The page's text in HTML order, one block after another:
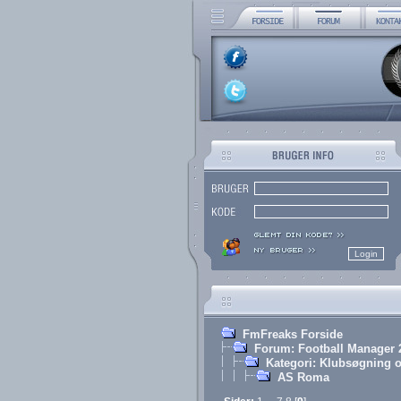
FmFreaks Forside
Forum: Football Manager
Kategori: Klubsøgning
AS Roma